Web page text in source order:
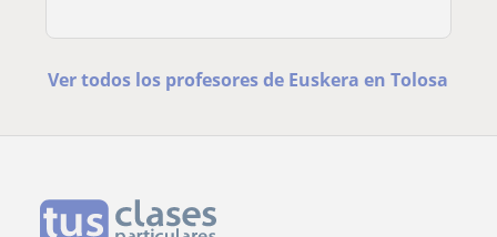
Ver todos los profesores de Euskera en Tolosa